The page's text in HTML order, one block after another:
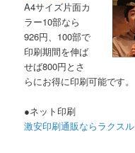
A4サイズ片面カ
ラー10部なら
926円、100部で
印刷期間を伸ば
せば800円とさ
らにお得に印刷可能です。
●ネット印刷
激安印刷通販ならラクスル